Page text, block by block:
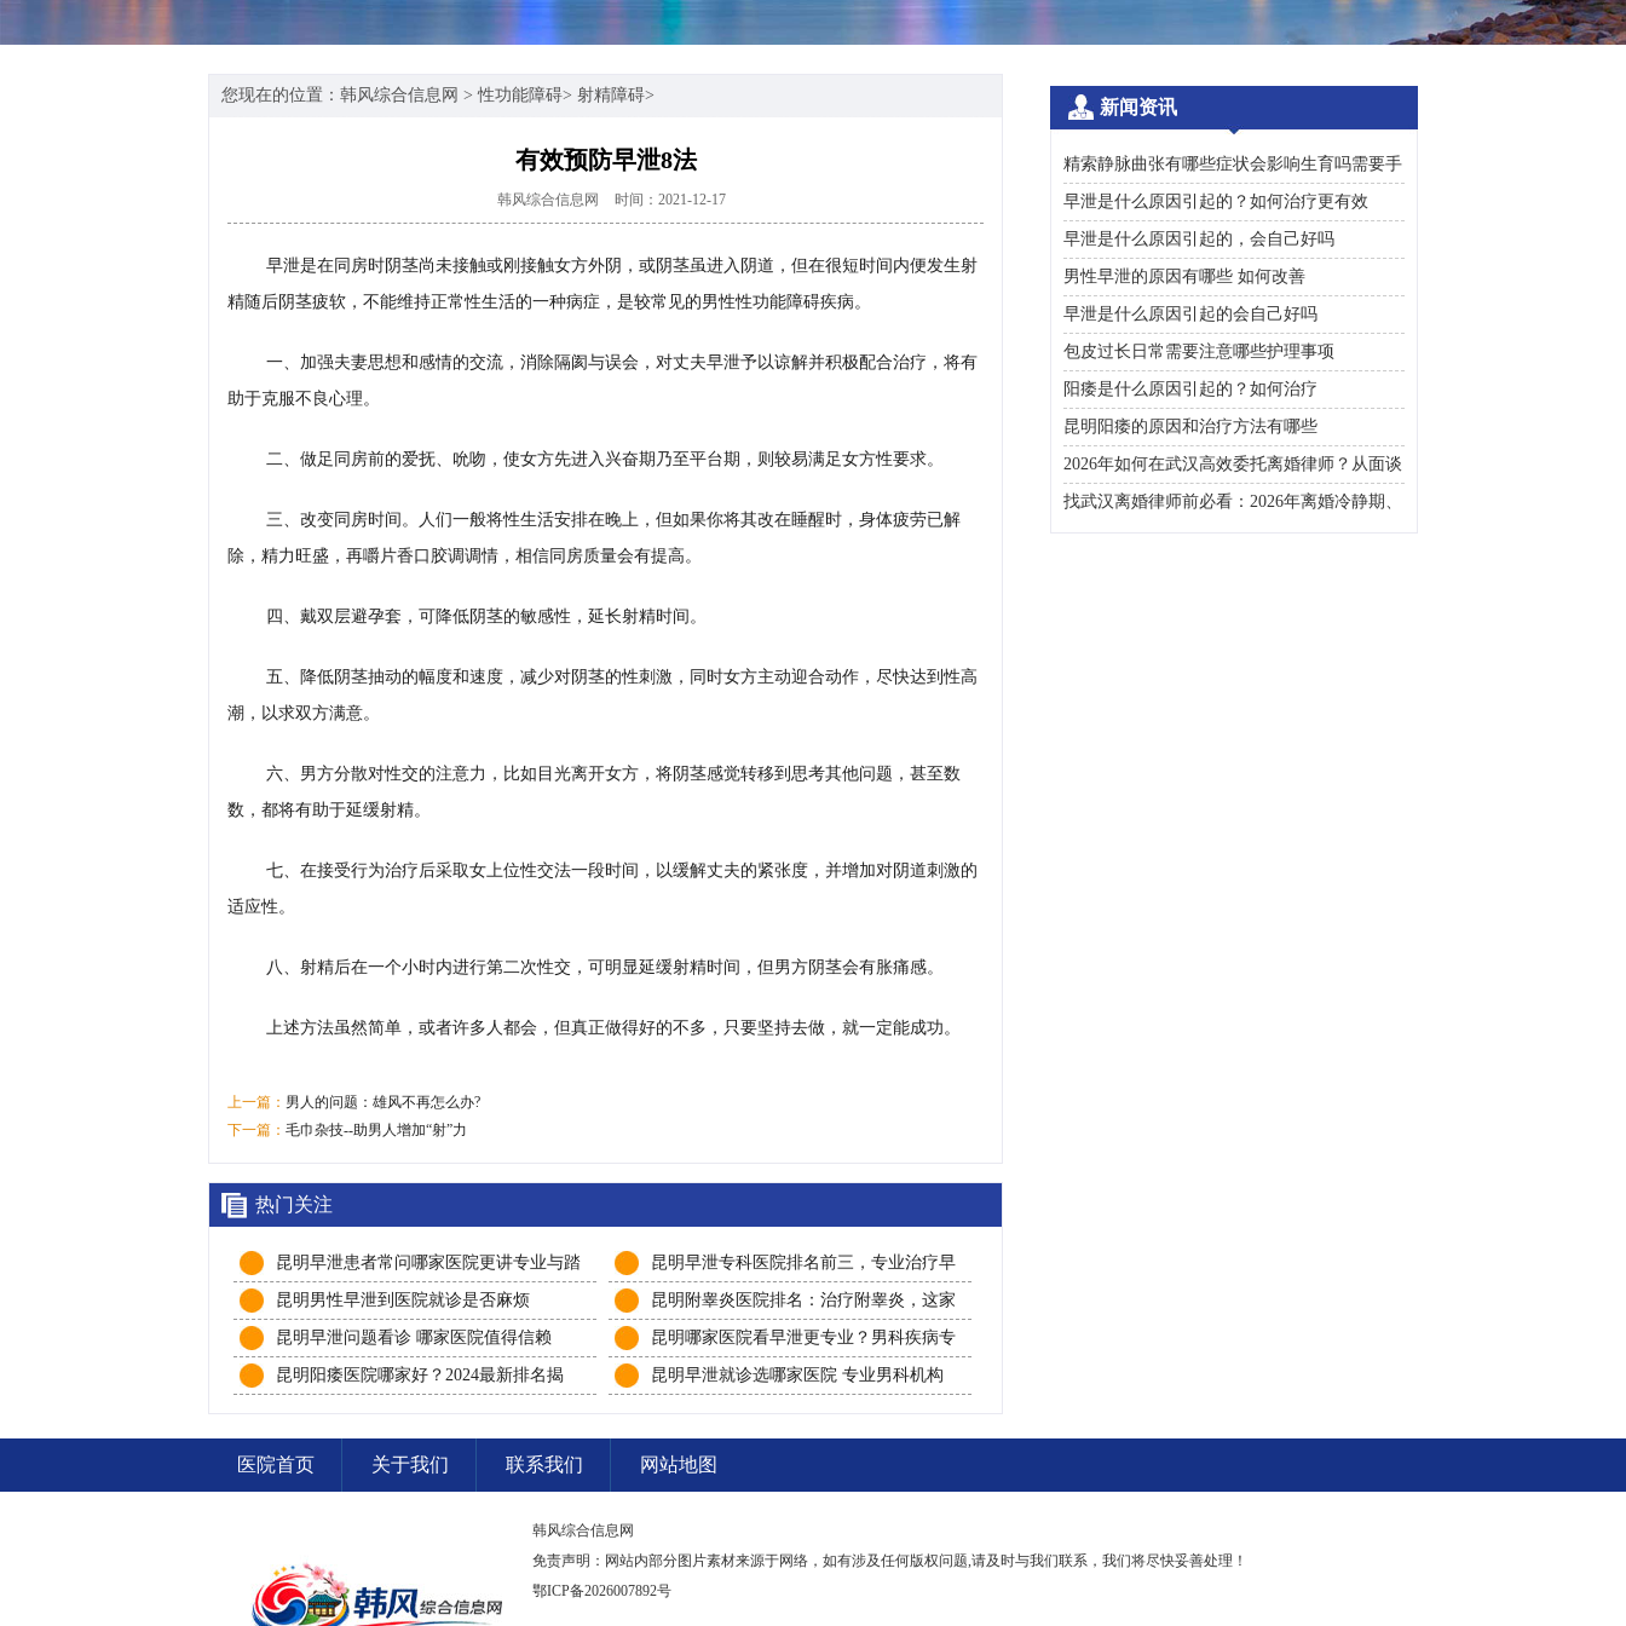
您现在的位置： 韩风综合信息网 >性功能障碍> 射精障碍>
有效预防早泄8法
韩风综合信息网 时间：2021-12-17
早泄是在同房时阴茎尚未接触或刚接触女方外阴，或阴茎虽进入阴道，但在很短时间内便发生射
精随后阴茎疲软，不能维持正常性生活的一种病症，是较常见的男性性功能障碍疾病。
一、加强夫妻思想和感情的交流，消除隔阂与误会，对丈夫早泄予以谅解并积极配合治疗，将有
助于克服不良心理。
二、做足同房前的爱抚、吮吻，使女方先进入兴奋期乃至平台期，则较易满足女方性要求。
三、改变同房时间。人们一般将性生活安排在晚上，但如果你将其改在睡醒时，身体疲劳已解
除，精力旺盛，再嚼片香口胶调调情，相信同房质量会有提高。
四、戴双层避孕套，可降低阴茎的敏感性，延长射精时间。
五、降低阴茎抽动的幅度和速度，减少对阴茎的性刺激，同时女方主动迎合动作，尽快达到性高
潮，以求双方满意。
六、男方分散对性交的注意力，比如目光离开女方，将阴茎感觉转移到思考其他问题，甚至数
数，都将有助于延缓射精。
七、在接受行为治疗后采取女上位性交法一段时间，以缓解丈夫的紧张度，并增加对阴道刺激的
适应性。
八、射精后在一个小时内进行第二次性交，可明显延缓射精时间，但男方阴茎会有胀痛感。
上述方法虽然简单，或者许多人都会，但真正做得好的不多，只要坚持去做，就一定能成功。
上一篇： 男人的问题：雄风不再怎么办?
下一篇： 毛巾杂技--助男人增加“射”力
热门关注
昆明早泄患者常问哪家医院更讲专业与踏
实
昆明早泄专科医院排名前三，专业治疗早
泄，患者信赖之选！
昆明男性早泄到医院就诊是否麻烦
昆明附睾炎医院排名：治疗附睾炎，这家
医院技术强、恢复快！
昆明早泄问题看诊 哪家医院值得信赖
昆明哪家医院看早泄更专业？男科疾病专
科特色
昆明阳痿医院哪家好？2024最新排名揭
秘，这家医院口碑爆棚！
昆明早泄就诊选哪家医院 专业男科机构
汇总
新闻资讯
精索静脉曲张有哪些症状会影响生育吗需要手
术治疗吗
早泄是什么原因引起的？如何治疗更有效
早泄是什么原因引起的，会自己好吗
男性早泄的原因有哪些 如何改善
早泄是什么原因引起的会自己好吗
包皮过长日常需要注意哪些护理事项
阳痿是什么原因引起的？如何治疗
昆明阳痿的原因和治疗方法有哪些
2026年如何在武汉高效委托离婚律师？从面谈
咨询到判决执行的完整避雷手册
找武汉离婚律师前必看：2026年离婚冷静期、
医院首页 关于我们 联系我们 网站地图
韩风综合信息网
免责声明：网站内部分图片素材来源于网络，如有涉及任何版权问题,请及时与我们联系，我们将尽快妥善处理！
鄂ICP备2026007892号